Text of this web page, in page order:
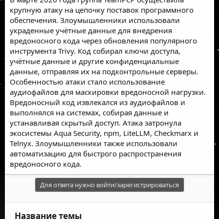
крупную атаку на цепочку поставок программного
обеспечения. Злоумышленники использовали
украденные учётные данные для внедрения
вредоносного кода через обновления популярного
инструмента Trivy. Код собирал ключи доступа,
учётные данные и другие конфиденциальные
данные, отправляя их на подконтрольные серверы.
Особенностью атаки стало использование
аудиофайлов для маскировки вредоносной нагрузки.
Вредоносный код извлекался из аудиофайлов и
выполнялся на системах, собирая данные и
устанавливая скрытый доступ. Атака затронула
экосистемы Aqua Security, npm, LiteLLM, Checkmarx и
Telnyx. Злоумышленники также использовали
автоматизацию для быстрого распространения
вредоносного кода.
Для ответа нужно войти/зарегистрироваться
Название темы